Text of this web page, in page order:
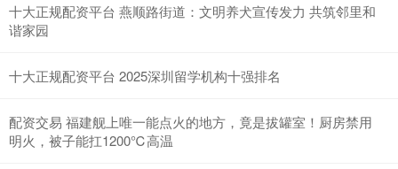
十大正规配资平台 燕顺路街道：文明养犬宣传发力 共筑邻里和
谐家园
十大正规配资平台 2025深圳留学机构十强排名
配资交易 福建舰上唯一能点火的地方，竟是拔罐室！厨房禁用
明火，被子能扛1200℃高温